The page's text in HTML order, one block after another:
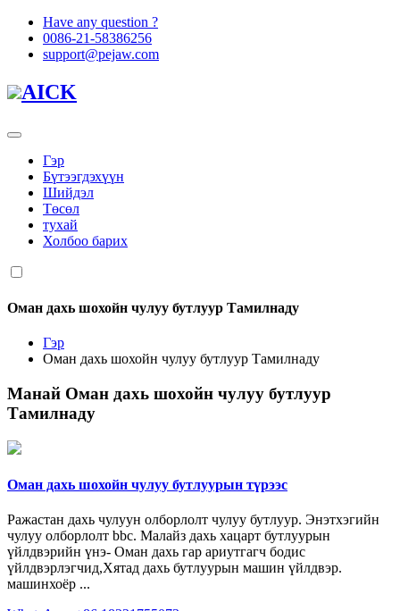
Have any question ?
0086-21-58386256
support@pejaw.com
AICK
Гэр
Бүтээгдэхүүн
Шийдэл
Төсөл
тухай
Холбоо барих
Оман дахь шохойн чулуу бутлуур Тамилнаду
Гэр
Оман дахь шохойн чулуу бутлуур Тамилнаду
Манай Оман дахь шохойн чулуу бутлуур
Тамилнаду
Оман дахь шохойн чулуу бутлуурын түрээс
Ражастан дахь чулуун олборлолт чулуу бутлуур. Энэтхэгийн
чулуу олборлолт bbc. Малайз дахь хацарт бутлуурын
үйлдвэрийн үнэ- Оман дахь гар ариутгагч бодис
үйлдвэрлэгчид,Хятад дахь бутлуурын машин үйлдвэр.
машинхоёр ...